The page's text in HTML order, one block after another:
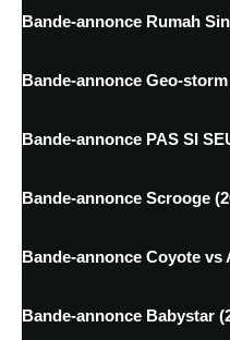
Bande-annonce Rumah
Bande-annonce Geo-storm
Bande-annonce PAS SI
Bande-annonce Scrooge
Bande-annonce Coyote vs
Bande-annonce Babystar